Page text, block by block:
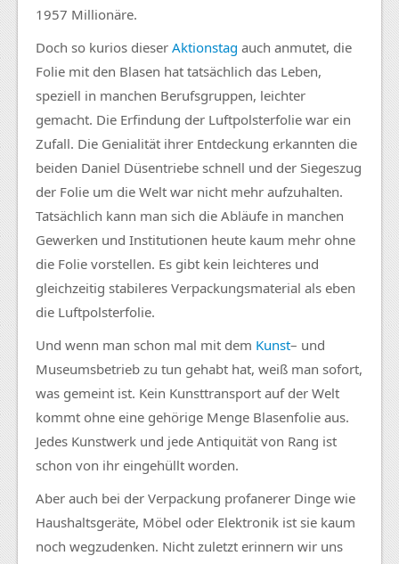
1957 Millionäre.
Doch so kurios dieser Aktionstag auch anmutet, die
Folie mit den Blasen hat tatsächlich das Leben,
speziell in manchen Berufsgruppen, leichter
gemacht. Die Erfindung der Luftpolsterfolie war ein
Zufall. Die Genialität ihrer Entdeckung erkannten die
beiden Daniel Düsentriebe schnell und der Siegeszug
der Folie um die Welt war nicht mehr aufzuhalten.
Tatsächlich kann man sich die Abläufe in manchen
Gewerken und Institutionen heute kaum mehr ohne
die Folie vorstellen. Es gibt kein leichteres und
gleichzeitig stabileres Verpackungsmaterial als eben
die Luftpolsterfolie.
Und wenn man schon mal mit dem Kunst– und
Museumsbetrieb zu tun gehabt hat, weiß man sofort,
was gemeint ist. Kein Kunsttransport auf der Welt
kommt ohne eine gehörige Menge Blasenfolie aus.
Jedes Kunstwerk und jede Antiquität von Rang ist
schon von ihr eingehüllt worden.
Aber auch bei der Verpackung profanerer Dinge wie
Haushaltsgeräte, Möbel oder Elektronik ist sie kaum
noch wegzudenken. Nicht zuletzt erinnern wir uns